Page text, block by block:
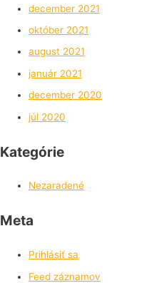
december 2021
október 2021
august 2021
január 2021
december 2020
júl 2020
Kategórie
Nezaradené
Meta
Prihlásiť sa
Feed záznamov